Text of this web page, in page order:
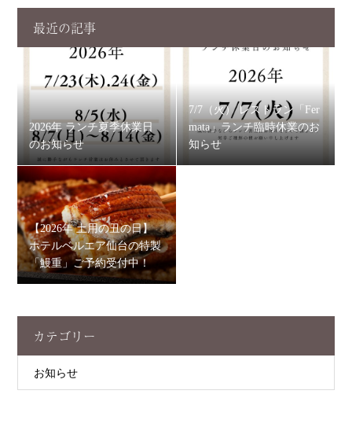
最近の記事
2026年 ランチ夏季休業日
のお知らせ
7/7（火） レストラン「Fer
mata」ランチ臨時休業のお
知らせ
【2026年 土用の丑の日】
ホテルベルエア仙台の特製
「鰻重」ご予約受付中！
カテゴリー
お知らせ